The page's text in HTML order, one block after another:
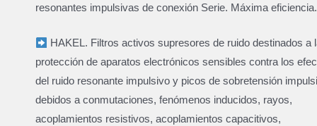
resonantes impulsivas de conexión Serie. Máxima eficiencia.
HAKEL. Filtros activos supresores de ruido destinados a
protección de aparatos electrónicos sensibles contra los
del ruido resonante impulsivo y picos de sobretensión
debidos a conmutaciones, fenómenos inducidos, rayos,
acoplamientos resistivos, acoplamientos capacitivos,